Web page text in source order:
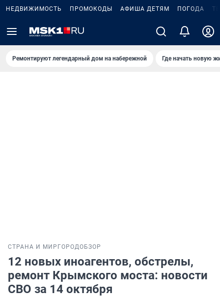
НЕДВИЖИМОСТЬ ПРОМОКОДЫ АФИША ДЕТЯМ ПОГОДА
Ремонтируют легендарный дом на набережной Где начать новую
СТРАНА И МИР ГОРОДОБЗОР
12 новых иноагентов, обстрелы,
ремонт Крымского моста: новости
СВО за 14 октября